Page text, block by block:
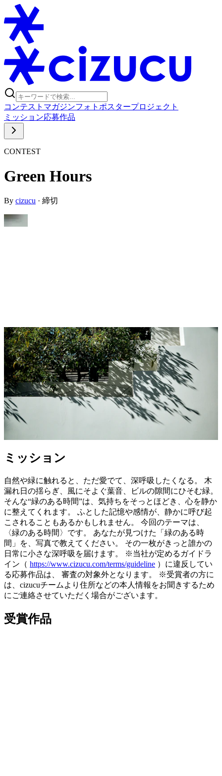
コンテスト マガジンフォトポスタープロジェクト
ミッション応募作品
CONTEST
Green Hours
By cizucu · 締切
ミッション
自然や緑に触れると、ただ愛でて、深呼吸したくなる。 木
漏れ日の揺らぎ、風にそよぐ葉音、ビルの隙間にひそむ緑。
そんな“緑のある時間”は、気持ちをそっとほどき、心を静か
に整えてくれます。 ふとした記憶や感情が、静かに呼び起
こされることもあるかもしれません。 今回のテーマは、
〈緑のある時間〉です。 あなたが見つけた「緑のある時
間」を、写真で教えてください。 その一枚がきっと誰かの
日常に小さな深呼吸を届けます。 ※当社が定めるガイドラ
イン（ https://www.cizucu.com/terms/guideline ）に違反してい
る応募作品は、 審査の対象外となります。 ※受賞者の方に
は、cizucuチームより住所などの本人情報をお聞きするため
にご連絡させていただく場合がございます。
受賞作品